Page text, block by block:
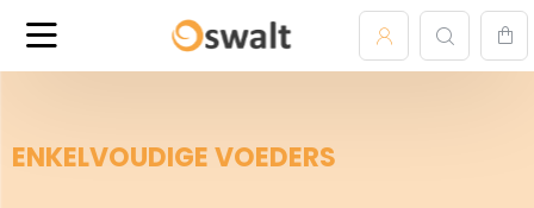
ENKELVOUDIGE VOEDERS